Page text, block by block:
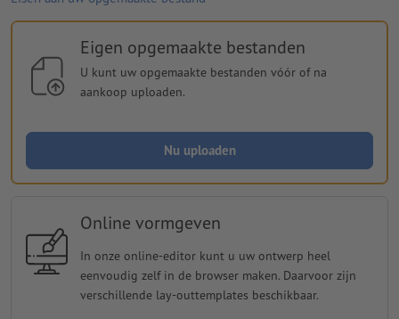
Eigen opgemaakte bestanden
U kunt uw opgemaakte bestanden vóór of na
aankoop uploaden.
Nu uploaden
Online vormgeven
In onze online-editor kunt u uw ontwerp heel
eenvoudig zelf in de browser maken. Daarvoor zijn
verschillende lay-outtemplates beschikbaar.